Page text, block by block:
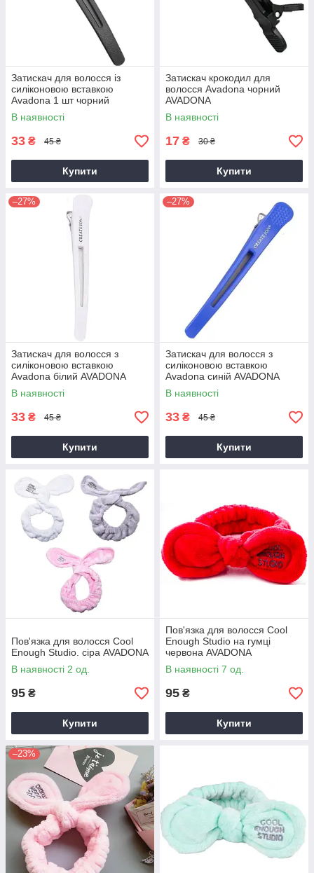
Затискач для волосся із
силіконовою вставкою
Avadona 1 шт чорний
AVADONA
В наявності
33 ₴ 45 ₴
Купити
Затискач крокодил для
волосся Avadona чорний
AVADONA
В наявності
17 ₴ 30 ₴
Купити
–27%
Затискач для волосся з
силіконовою вставкою
Avadona білий AVADONA
В наявності
33 ₴ 45 ₴
Купити
–27%
Затискач для волосся з
силіконовою вставкою
Avadona синій AVADONA
В наявності
33 ₴ 45 ₴
Купити
Пов'язка для волосся Cool
Enough Studio. сіра AVADONA
В наявності 2 од.
95 ₴
Купити
Пов'язка для волосся Cool
Enough Studio на гумці
червона AVADONA
В наявності 7 од.
95 ₴
Купити
–23%